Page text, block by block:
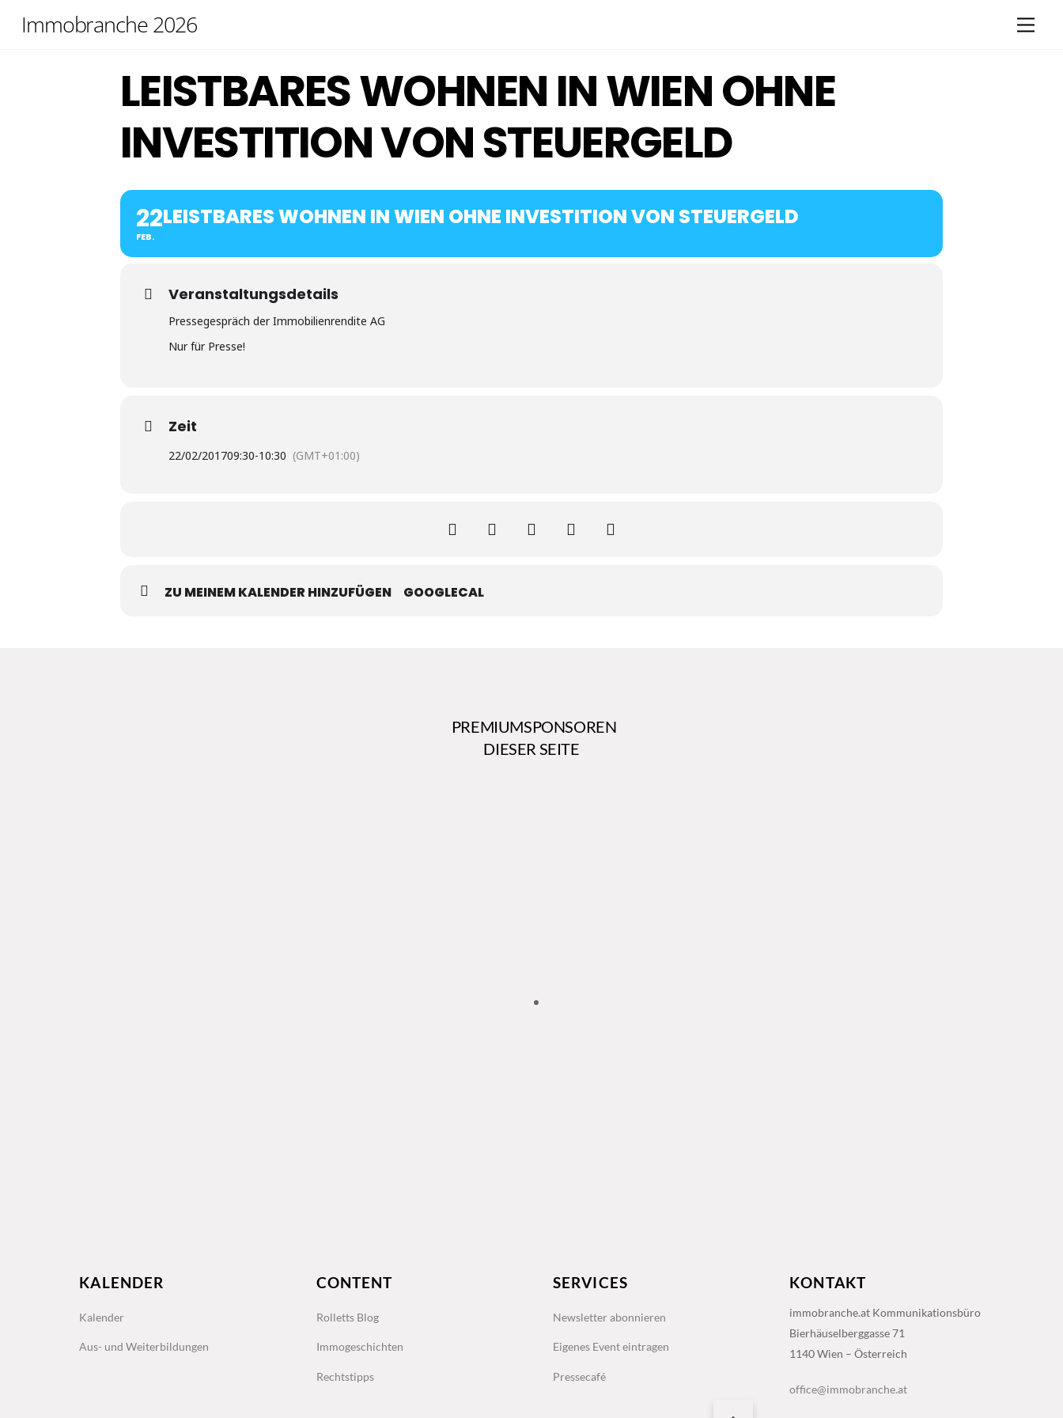
Immobranche 2026
LEISTBARES WOHNEN IN WIEN OHNE
INVESTITION VON STEUERGELD
22
FEB.
LEISTBARES WOHNEN IN WIEN OHNE INVESTITION VON STEUERGELD
Veranstaltungsdetails
Pressegespräch der Immobilienrendite AG
Nur für Presse!
Zeit
22/02/201709:30-10:30 (GMT+01:00)
ZU MEINEM KALENDER HINZUFÜGEN GOOGLECAL
PREMIUMSPONSOREN
DIESER SEITE
KALENDER
Kalender
Aus- und Weiterbildungen
CONTENT
Rolletts Blog
Immogeschichten
Rechtstipps
SERVICES
Newsletter abonnieren
Eigenes Event eintragen
Pressecafé
KONTAKT
immobranche.at Kommunikationsbüro
Bierhäuselberggasse 71
1140 Wien – Österreich
office@immobranche.at